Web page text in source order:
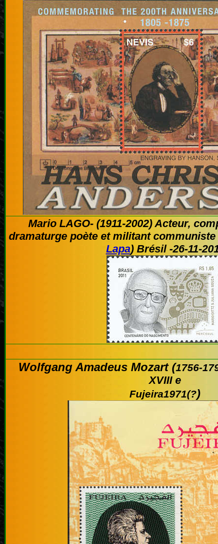
Mario LAGO- (1911-2002) Acteur,
dramaturge poète et militant
Lapa) Brésil -26-11-
Wolfgang Amadeus Mozart (1756-
XVIII e
Fujeira1971(?)